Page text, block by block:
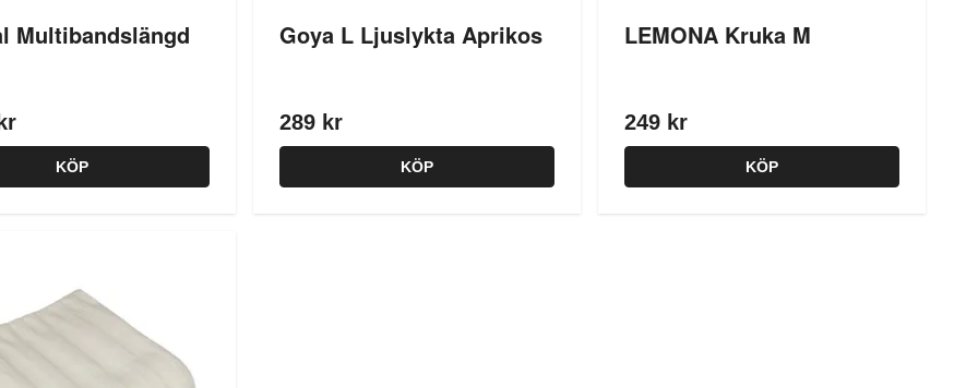
Multibandslängd
KÖP
Goya L Ljuslykta Aprikos
289 kr
KÖP
LEMONA Kruka M
249 kr
KÖP